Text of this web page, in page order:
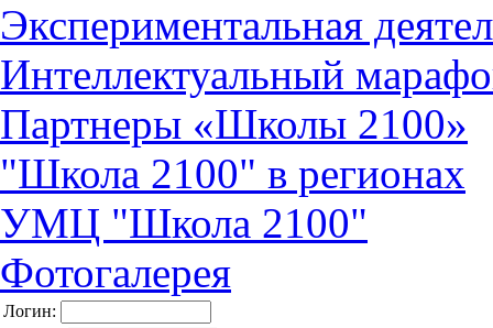
Экспериментальная
Интеллектуальный
Партнеры «Школы 2100»
"Школа 2100" в регионах
УМЦ "Школа 2100"
Фотогалерея
Логин: